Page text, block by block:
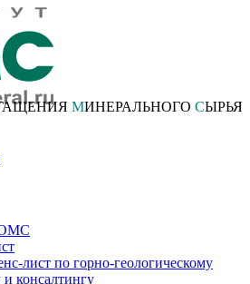
МИНЕРАЛЬНОГО СЫРЬЯ
лист по горно-геологическому
и консалтингу